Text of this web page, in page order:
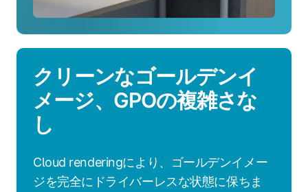
く
見
クリーンなゴールデンイ
メージ、GPOの複雑さな
し
Cloud renderingにより、ゴールデンイメー
ジを完全にドライバーレスな状態に保ちま